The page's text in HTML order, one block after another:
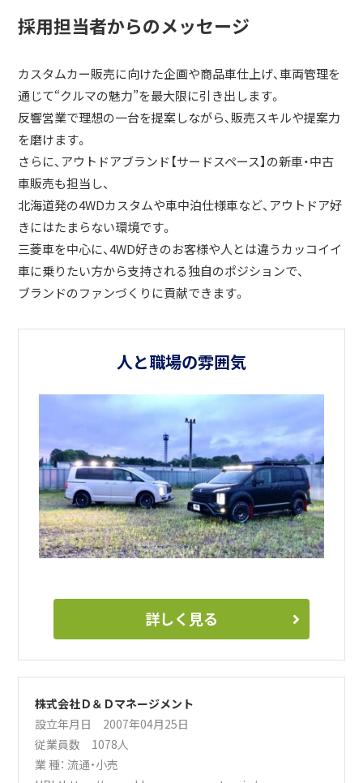
採用担当者からのメッセージ
カスタムカー販売に向けた企画や商品車仕上げ、車両管理を
通じて“クルマの魅力”を最大限に引き出します。
反響営業で理想の一台を提案しながら、販売スキルや提案力
を磨けます。
さらに、アウトドアブランド【サードスペース】の新車・中古
車販売も担当し、
北海道発の4WDカスタムや車中泊仕様車など、アウトドア好
きにはたまらない環境です。
三菱車を中心に、4WD好きのお客様や人とは違うカッコイイ
車に乗りたい方から支持される独自のポジションで、
ブランドのファンづくりに貢献できます。
人と職場の雰囲気
詳しく見る
株式会社Ｄ＆Ｄマネージメント
設立年月日 2007年04月25日
従業員数 1078人
業 種：流通・小売